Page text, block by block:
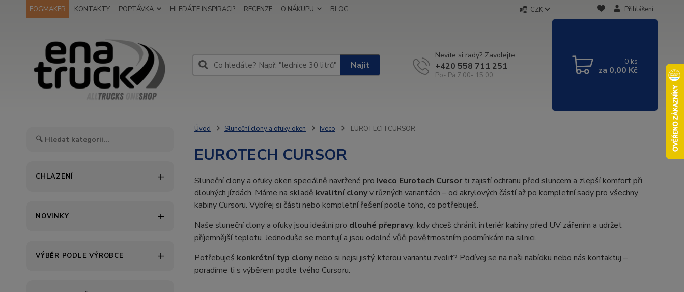
FOGMAKER KONTAKTY POPTÁVKA HLEDÁTE INSPIRACI? RECENZE O NÁKUPU BLOG CZK Přihlášení
Najít
Nevíte si rady? Zavolejte.
+420 558 711 251
Po- Pá 7:00- 15:00
0 ks
za 0,00 Kč
CHLAZENÍ
NOVINKY
VÝBĚR PODLE VÝROBCE
Úvod Sluneční clony a ofuky oken Iveco EUROTECH CURSOR
EUROTECH CURSOR
Sluneční clony a ofuky oken speciálně navržené pro Iveco Eurotech Cursorti zajistí ochranu před sluncem a zlepší komfort při
dlouhých jízdách. Máme na skladě kvalitní clonyv různých variantách – od akrylových částí až po kompletní sady pro všechny
kabiny Cursoru. Vybírej si části nebo kompletní řešení podle toho, co potřebuješ.
Naše sluneční clony a ofuky jsou ideální pro dlouhé přepravy, kdy chceš chránit interiér kabiny před UV zářením a udržet
příjemnější teplotu. Jednoduše se montují a jsou odolné vůči povětrnostním podmínkám na silnici.
Potřebuješ konkrétní typ clonynebo si nejsi jistý, kterou variantu zvolit? Podívej se na naši nabídku nebo nás kontaktuj –
poradíme ti s výběrem podle tvého Cursoru.